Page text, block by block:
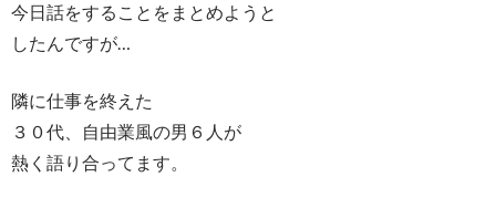
今日話をすることをまとめようと
したんですが…
隣に仕事を終えた
３０代、自由業風の男６人が
熱く語り合ってます。